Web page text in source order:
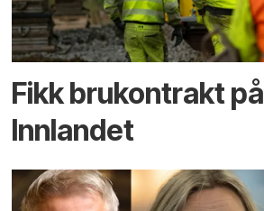
Fikk brukontrakt på
Innlandet